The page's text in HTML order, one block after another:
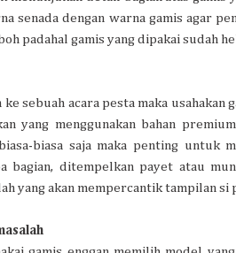
senada dengan warna gamis agar
padahal gamis yang dipakai sudah
ke sebuah acara pesta maka
yang menggunakan bahan
biasa saja maka penting untuk
bagian, ditempelkan payet atau
yang akan mempercantik tampilan si